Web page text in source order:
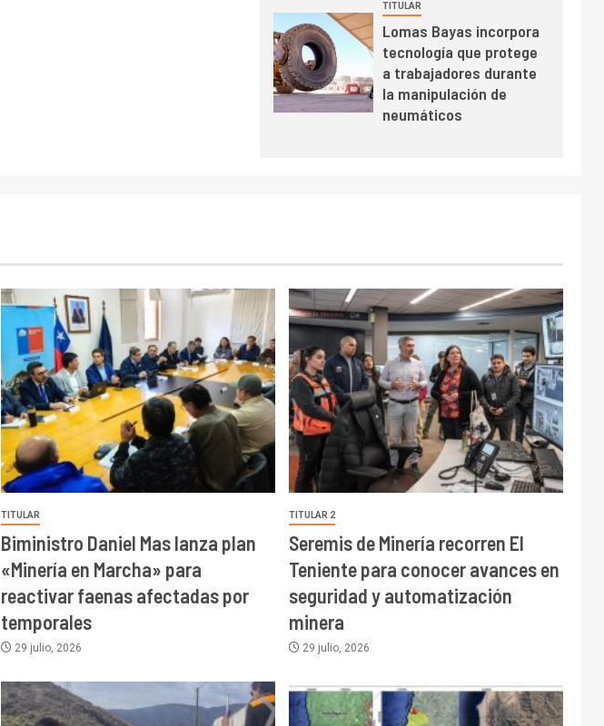
récord en Escondida
I+D
Codelco reporta Ebitda
de US$ 6.670 millones
y mejora sus
indicadores financieros
TITULAR
Lomas Bayas incorpora
tecnología que protege
a trabajadores durante
la manipulación de
neumáticos
TITULAR
Biministro Daniel Mas lanza plan
«Minería en Marcha» para
reactivar faenas afectadas por
temporales
29 julio, 2026
TITULAR 2
Seremis de Minería recorren El
Teniente para conocer avances en
seguridad y automatización
minera
29 julio, 2026